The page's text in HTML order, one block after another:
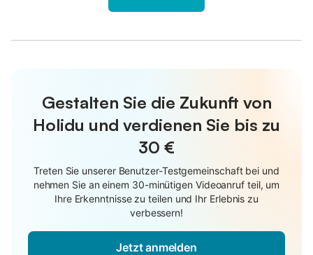
Gestalten Sie die Zukunft von
Holidu und verdienen Sie bis zu
30 €
Treten Sie unserer Benutzer-Testgemeinschaft bei und
nehmen Sie an einem 30-minütigen Videoanruf teil, um
Ihre Erkenntnisse zu teilen und Ihr Erlebnis zu
verbessern!
Jetzt anmelden